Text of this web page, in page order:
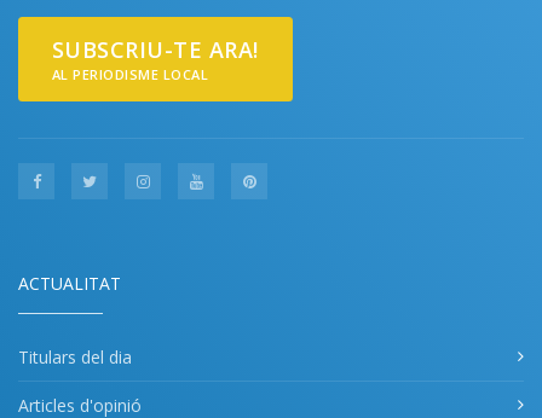
SUBSCRIU-TE ARA!
AL PERIODISME LOCAL
ACTUALITAT
Titulars del dia
Articles d'opinió